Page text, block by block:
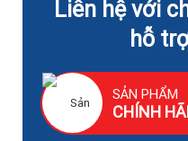
Liên hệ với
hỗ
SẢN PHẨM
CHÍNH